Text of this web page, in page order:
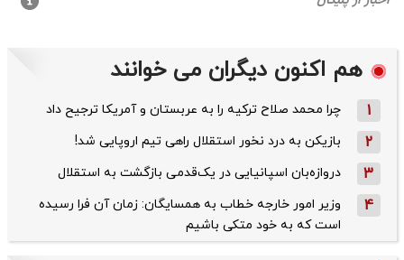
هم اکنون دیگران می خوانند
1 چرا محمد صلاح ترکیه را به عربستان و آمریکا ترجیح داد
2 بازیکن به درد نخور استقلال راهی تیم اروپایی شد!
3 دروازه‌بان اسپانیایی در یک‌قدمی بازگشت به استقلال
4
وزیر امور خارجه خطاب به همسایگان: زمان آن فرا رسیده
است که به خود متکی باشیم